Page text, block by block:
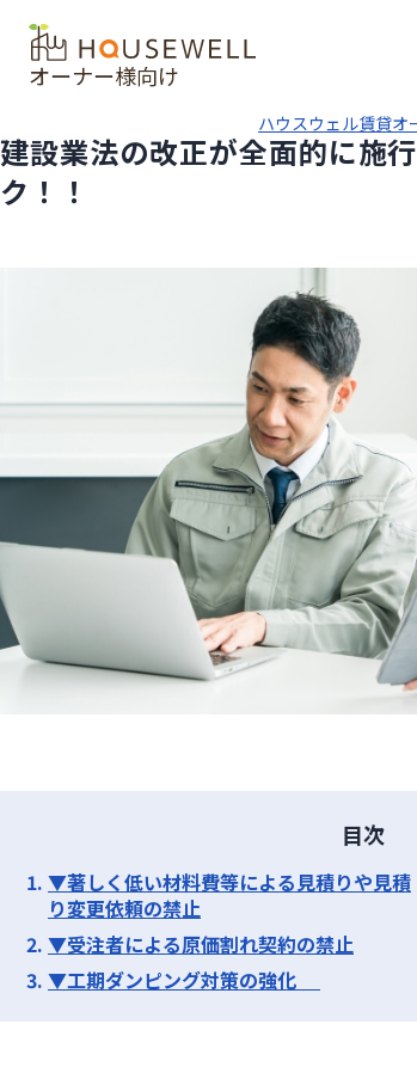
オーナー様向け
ハウスウェル賃貸オ
建設業法の改正が全面的に施
ク！！
目次
▼著しく低い材料費等による見積りや見積
り変更依頼の禁止
▼受注者による原価割れ契約の禁止
▼工期ダンピング対策の強化